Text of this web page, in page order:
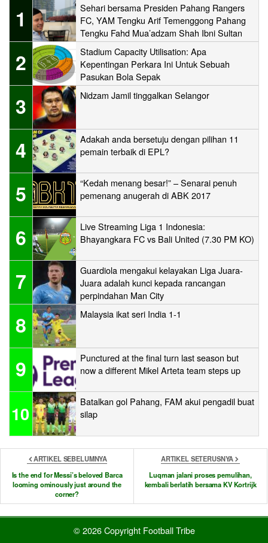
1
Sehari bersama Presiden Pahang Rangers
FC, YAM Tengku Arif Temenggong Pahang
Tengku Fahd Mua’adzam Shah Ibni Sultan
Haji Ahmad Shah
2
Stadium Capacity Utilisation: Apa
Kepentingan Perkara Ini Untuk Sebuah
Pasukan Bola Sepak
3 Nidzam Jamil tinggalkan Selangor
4
Adakah anda bersetuju dengan pilihan 11
pemain terbaik di EPL?
5
“Kedah menang besar!” – Senarai penuh
pemenang anugerah di ABK 2017
6
Live Streaming Liga 1 Indonesia:
Bhayangkara FC vs Bali United (7.30 PM KO)
7
Guardiola mengakui kelayakan Liga Juara-
Juara adalah kunci kepada rancangan
perpindahan Man City
8 Malaysia ikat seri India 1-1
9
Punctured at the final turn last season but
now a different Mikel Arteta team steps up
10
Batalkan gol Pahang, FAM akui pengadil buat
silap
ARTIKEL SEBELUMNYA
Is the end for Messi’s beloved Barca
looming ominously just around the
corner?
ARTIKEL SETERUSNYA
Luqman jalani proses pemulihan,
kembali berlatih bersama KV Kortrijk
© 2026 Copyright Football Tribe